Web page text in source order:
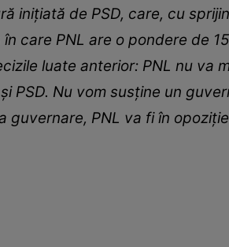
iniţiată de PSD, care, cu
care PNL are o pondere de
luate anterior: PNL nu va
PSD. Nu vom susţine un
guvernare, PNL va fi în